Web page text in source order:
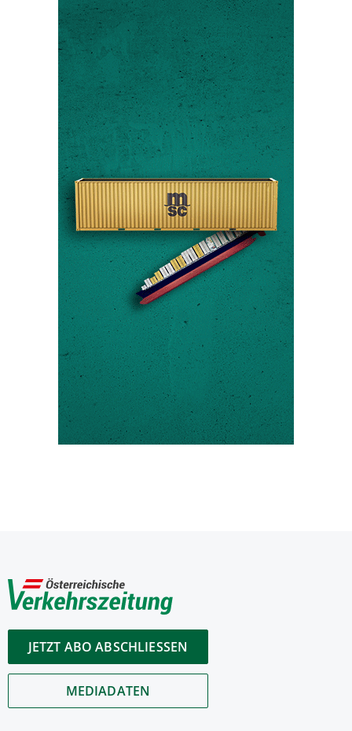
JETZT ABO ABSCHLIESSEN
MEDIADATEN